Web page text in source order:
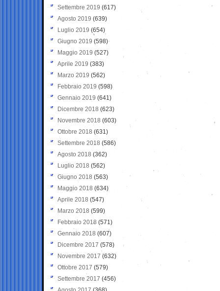
Settembre 2019 (617)
Agosto 2019 (639)
Luglio 2019 (654)
Giugno 2019 (598)
Maggio 2019 (527)
Aprile 2019 (383)
Marzo 2019 (562)
Febbraio 2019 (598)
Gennaio 2019 (641)
Dicembre 2018 (623)
Novembre 2018 (603)
Ottobre 2018 (631)
Settembre 2018 (586)
Agosto 2018 (362)
Luglio 2018 (562)
Giugno 2018 (563)
Maggio 2018 (634)
Aprile 2018 (547)
Marzo 2018 (599)
Febbraio 2018 (571)
Gennaio 2018 (607)
Dicembre 2017 (578)
Novembre 2017 (632)
Ottobre 2017 (579)
Settembre 2017 (456)